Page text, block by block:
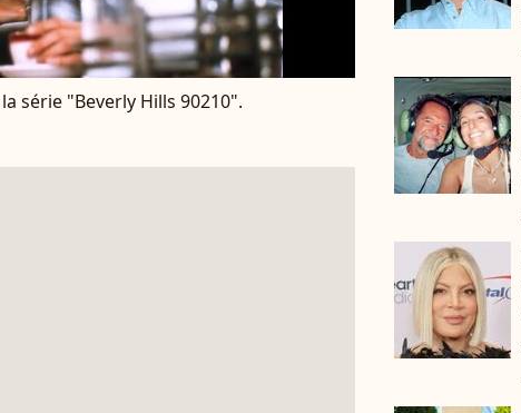
série "Beverly Hills 90210".